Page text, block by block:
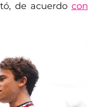
de acuerdo con